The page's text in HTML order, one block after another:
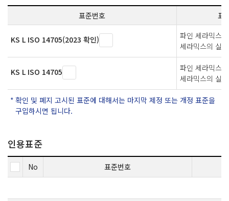
표준번호 표
KS L ISO 14705(2023 확인)
파인 세라믹스
세라믹스의 실
KS L ISO 14705
파인 세라믹스
세라믹스의 실
확인 및 폐지 고시된 표준에 대해서는 마지막 제정 또는 개정 표준을
구입하시면 됩니다.
인용표준
No 표준번호